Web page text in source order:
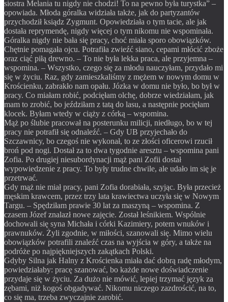
siostra Melania tu nigdy nie chodzi! To na pewno była turystka” –
opowiada. Młoda góralka widziała także, jak do partyzantów
przychodził ksiądz Zygmunt. Opowiedziała o tym tacie, ale jak
dostała reprymendę, nigdy więcej o tym nikomu nie wspominała.
Góralka nigdy nie bała się pracy, choć miała sporo obowiązków.
Chętnie pomagała ojcu. Potrafiła zwieźć siano, cepami młócić zboże
oraz ciąć piłą drewno. – To nie była lekka praca, ale przyjemna –
wspomina. – Wszystko, czego się za młodu nauczyłam, przydało mi
się w życiu. Raz, gdy zamieszkaliśmy z mężem w nowym domu w
Krościenku, zabrakło nam opału. Józka w domu nie było, bo był w
pracy. Co miałam robić, podcięłam olchę, dobrze wiedziałam, jak
mam to zrobić, bo jeździłam z tatą do lasu, a następnie pocięłam
klocek. Byłam wtedy w ciąży z córką – wspomina.
Mąż po ślubie pracował na posterunku milicji, niedługo, bo w tej
pracy nie potrafił się odnaleźć. – Gdy UB przyjechało do
Szczawnicy, bo czegoś nie wykonał, to ze złości oficerowi rzucił
broń pod nogi. Dostał za to dwa tygodnie aresztu – wspomina pani
Zofia. Po drugiej niesubordynacji mąż pani Zofii dostał
wypowiedzenie z pracy. To były trudne chwile, ale udało im się je
przetrwać.
Gdy mąż nie miał pracy, pani Zofia dorabiała, szyjąc. Była przecież
męskim krawcem, przez trzy lata krawiectwa uczyła się w Nowym
Targu. – Spędziłam prawie 30 lat za maszyną – wspomina. Z
czasem Józef znalazł nowe zajęcie. Został leśnikiem. Wspólnie
dochowali się syna Michała i córki Kazimiery, potem wnuków i
prawnuków. Żyli zgodnie, w miłości, szanowali się. Mimo wielu
obowiązków potrafili znaleźć czas na wyjścia w góry, a także na
podróże po najpiękniejszych zakątkach Polski.
Gdyby Silna jak Halny z Krościenka miała dać dobrą radę młodym,
powiedziałaby: pracę szanować, bo każde nowe doświadczenie
przydaje się w życiu. Za dużo nie mówić, lepiej trzymać język za
zębami, niż kogoś obgadywać. Nikomu niczego zazdrościć, na to,
co się ma, trzeba zwyczajnie zarobić.